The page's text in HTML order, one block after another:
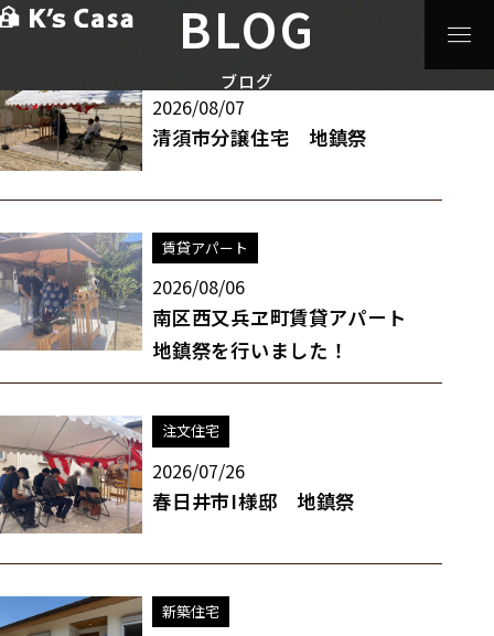
BLOG
ブログ
2026/08/07
清須市分譲住宅 地鎮祭
賃貸アパート
2026/08/06
南区西又兵ヱ町賃貸アパート
地鎮祭を行いました！
注文住宅
2026/07/26
春日井市I様邸 地鎮祭
新築住宅